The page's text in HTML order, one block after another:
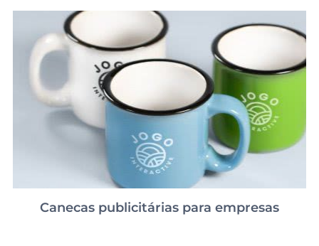
Canecas publicitárias para empresas